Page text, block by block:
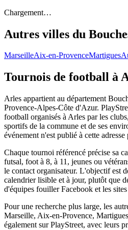
Chargement…
Autres villes du
MarseilleAix-en-ProvenceMartigues
Tournois de football à
Arles appartient au département
Provence-Alpes-Côte d'Azur.
football organisés à Arles par les
sportifs de la commune et de ses
événement n'est publié à cette
Chaque tournoi référencé précise sa
futsal, foot à 8, à 11, jeunes ou
le contact organisateur. L'objectif est
calendrier lisible et à jour, plutôt que
d'équipes fouiller Facebook et les
Pour une recherche plus large, les
Marseille, Aix-en-Provence,
également sur PlayStreet, avec leurs